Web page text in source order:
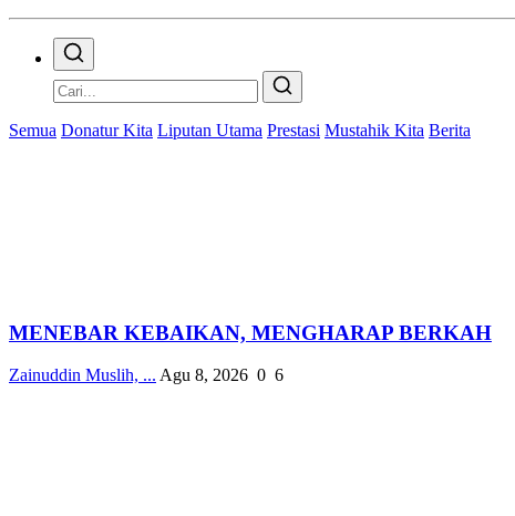
Semua Donatur Kita Liputan Utama Prestasi Mustahik Kita Berita
MENEBAR KEBAIKAN, MENGHARAP BERKAH
Zainuddin Muslih, ... Agu 8, 2026 0 6